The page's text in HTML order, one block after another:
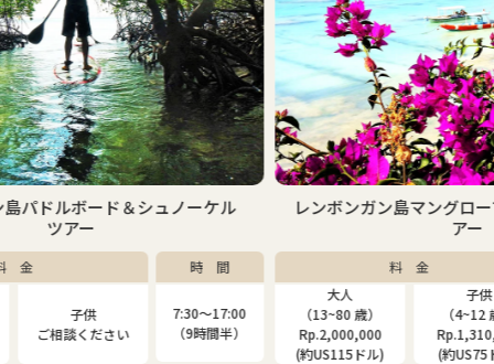
レンボンガン島マングローブ＆シュノーケルツ
料 金
（13~80 歳）
Rp.2,000,000
（4~12 歳）
Rp.1,310,000
(約US75ドル)
時 間
7:30〜17:00
（9時間半）
（
(約